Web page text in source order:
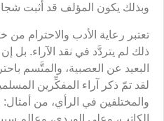
وبذلك يكون المؤلف قد أثبت
تعتبر رعاية الأدب والاحترام
ذلك لم يتردَّد في نقد الآراء. بل
البعيد عن العصبية، والمتَّسم
لقد تمّ ذكر آراء المفكِّرين
والمختلفين في الرأي، من
الكاتب، وعلي الوردي، وعالم